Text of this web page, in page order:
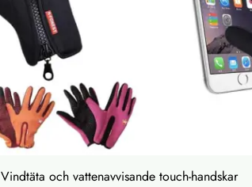
Vindtäta och vattenavvisande touch-handskar